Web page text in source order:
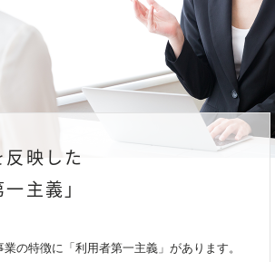
映した
主義」
の特徴に「利用者第一主義」があります。